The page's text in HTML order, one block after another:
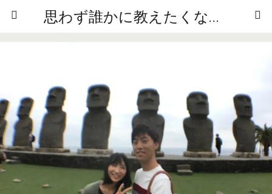
思わず誰かに教えたくなるニュースや雑学